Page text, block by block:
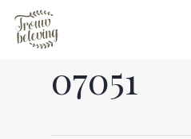
Hit enter to search or
07051